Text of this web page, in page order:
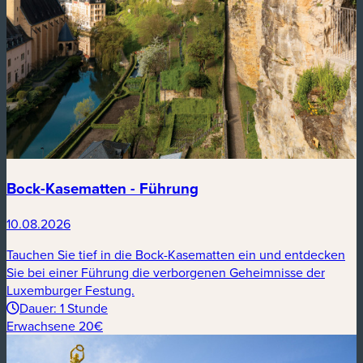
Bock-Kasematten - Führung
10.08.2026
Tauchen Sie tief in die Bock-Kasematten ein und entdecken
Sie bei einer Führung die verborgenen Geheimnisse der
Luxemburger Festung.
Dauer: 1 Stunde
Erwachsene 20€